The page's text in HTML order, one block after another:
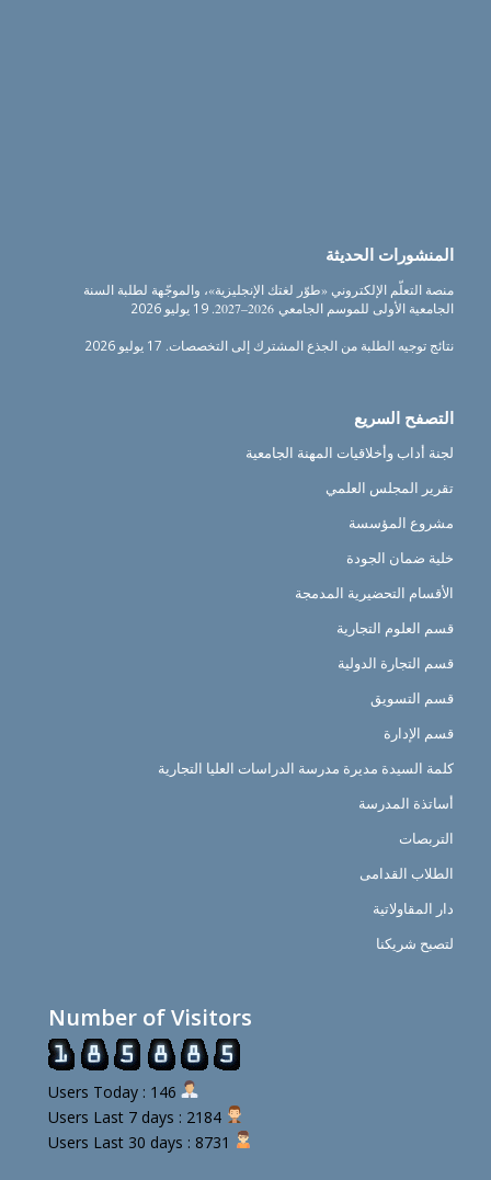
المنشورات الحديثة
منصة التعلّم الإلكتروني «طوّر لغتك الإنجليزية»، والموجّهة لطلبة السنة
الجامعية الأولى للموسم الجامعي 2026–2027.
19 يوليو 2026
نتائج توجيه الطلبة من الجذع المشترك إلى التخصصات. 17 يوليو 2026
التصفح السريع
لجنة أداب وأخلاقيات المهنة الجامعية
تقرير المجلس العلمي
مشروع المؤسسة
خلية ضمان الجودة
الأقسام التحضيرية المدمجة
قسم العلوم التجارية
قسم التجارة الدولية
قسم التسويق
قسم الإدارة
كلمة السيدة مديرة مدرسة الدراسات العليا التجارية
أساتذة المدرسة
التربصات
الطلاب القدامى
دار المقاولاتية
لتصبح شريكنا
Number of Visitors
Users Last 7 days : 2184